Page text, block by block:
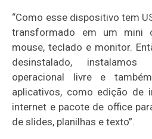
“Como esse dispositivo tem
transformado em um mini
mouse, teclado e monitor.
desinstalado,
operacional livre e
aplicativos, como edição de
internet e pacote de office
de slides, planilhas e texto”.